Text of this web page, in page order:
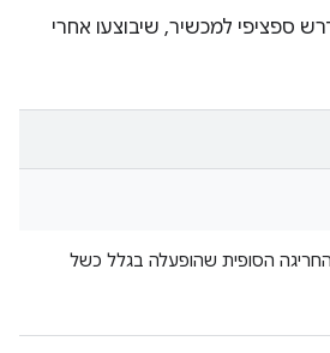
ספציפי למכשיר, שיבוצעו אחרי
הסופית שהופעלה בגלל כשל